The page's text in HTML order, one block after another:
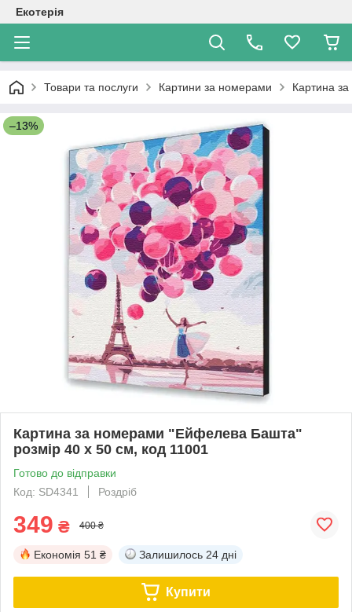
Екотерія
Товари та послуги Картини за номерами Картина
–13%
Картина за номерами "Ейфелева Башта"
розмір 40 х 50 см, код 11001
Готово до відправки
Код: SD4341
Роздріб
349 ₴ 400 ₴
Економія 51 ₴ Залишилось 24 дні
Купити